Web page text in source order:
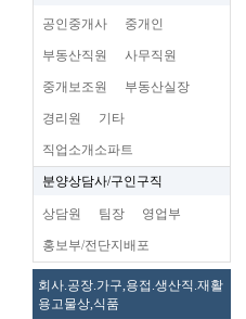
공인중개사 중개인
부동산직원 사무직원
중개보조원 부동산실장
경리원 기타
직업소개소파트
분양상담사/구인구직
상담원 팀장 영업부
홍보부/전단지배포
회사.공장.가구,용접.생산직.재활
용고물상,식품